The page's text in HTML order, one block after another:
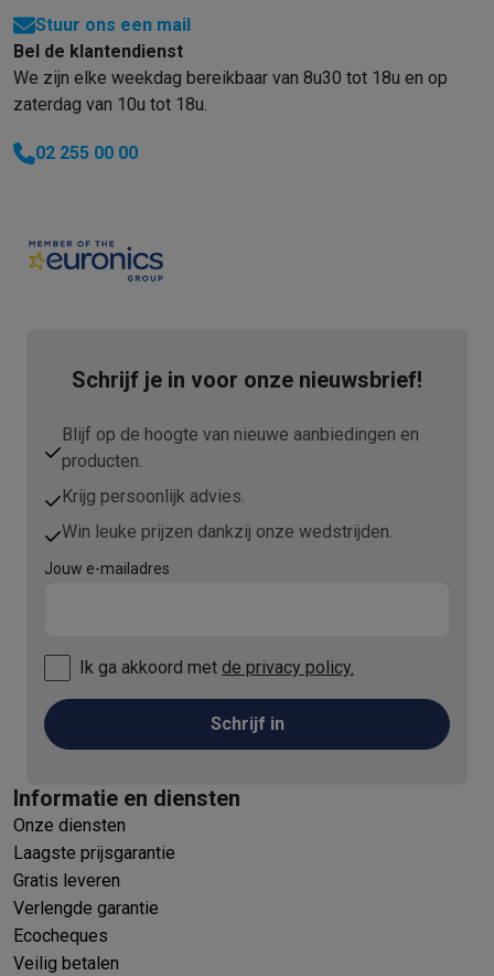
Stuur ons een mail
Bel de klantendienst
We zijn elke weekdag bereikbaar van 8u30 tot 18u en op
zaterdag van 10u tot 18u.
02 255 00 00
Schrijf je in voor onze nieuwsbrief!
Blijf op de hoogte van nieuwe aanbiedingen en
producten.
Krijg persoonlijk advies.
Win leuke prijzen dankzij onze wedstrijden.
Jouw e-mailadres
Ik ga akkoord met de privacy policy.
Schrijf in
Informatie en diensten
Onze diensten
Laagste prijsgarantie
Gratis leveren
Verlengde garantie
Ecocheques
Veilig betalen